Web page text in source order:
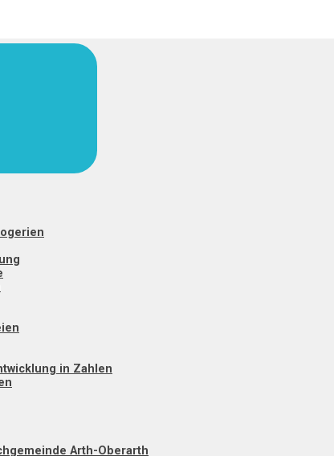
in Zahlen
Arth-Oberarth